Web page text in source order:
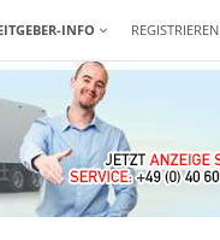
REGISTRIEREN
INFO